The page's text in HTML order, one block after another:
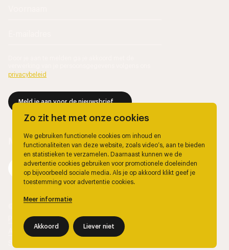
privacybeleid
Meld je aan voor de nieuwsbrief
Privacy
Algemene voorwaarden
Site door
Zo zit het met onze cookies
We gebruiken functionele cookies om inhoud en
functionaliteiten van deze website, zoals video’s, aan te bieden
en statistieken te verzamelen. Daarnaast kunnen we de
advertentie cookies gebruiken voor promotionele doeleinden
op bijvoorbeeld sociale media. Als je op akkoord klikt geef je
toestemming voor advertentie cookies.
Meer informatie
Akkoord Liever niet